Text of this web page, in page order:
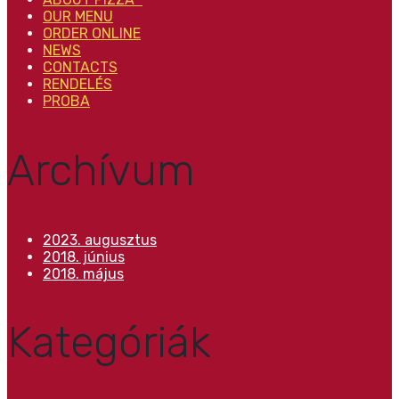
OUR MENU
ORDER ONLINE
NEWS
CONTACTS
RENDELÉS
PROBA
Archívum
2023. augusztus
2018. június
2018. május
Kategóriák